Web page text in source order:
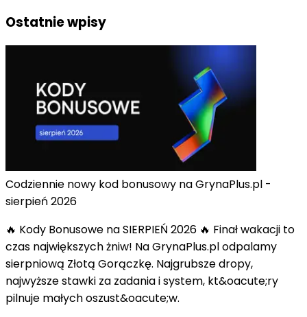
Ostatnie wpisy
Codziennie nowy kod bonusowy na GrynaPlus.pl -
sierpień 2026
🔥 Kody Bonusowe na SIERPIEŃ 2026 🔥 Finał wakacji to
czas największych żniw! Na GrynaPlus.pl odpalamy
sierpniową Złotą Gorączkę. Najgrubsze dropy,
najwyższe stawki za zadania i system, kt&oacute;ry
pilnuje małych oszust&oacute;w.